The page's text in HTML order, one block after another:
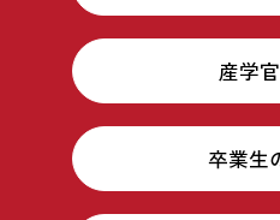
産学
卒業生